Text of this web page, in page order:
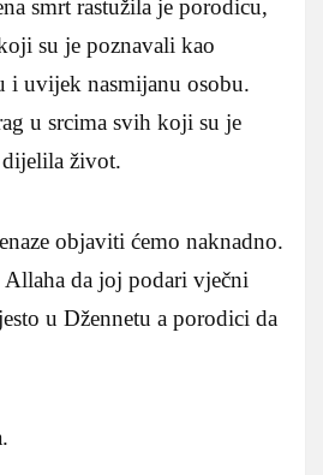
smrt rastužila je porodicu,
su je poznavali kao
i uvijek nasmijanu osobu.
u srcima svih koji su je
život.
objaviti ćemo naknadno.
da joj podari vječni
u Džennetu a porodici da